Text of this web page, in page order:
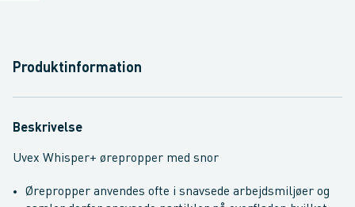
Produktinformation
Beskrivelse
Uvex Whisper+ ørepropper med snor
Ørepropper anvendes ofte i snavsede arbejdsmiljøer og